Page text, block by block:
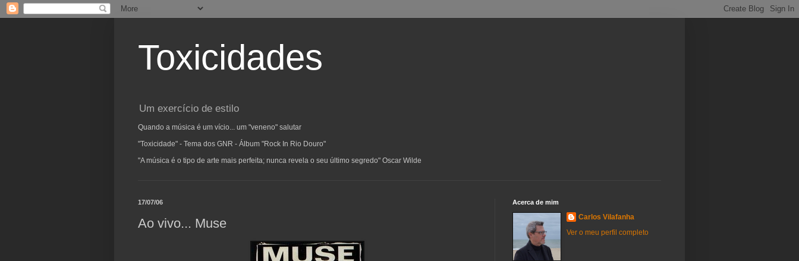
Toxicidades
Um exercício de estilo
Quando a música é um vício... um "veneno" salutar
"Toxicidade" - Tema dos GNR - Álbum "Rock In Rio Douro"
"A música é o tipo de arte mais perfeita; nunca revela o seu último segredo" Oscar Wilde
17/07/06
Ao vivo... Muse
Acerca de mim
Carlos Vilafanha
Ver o meu perfil completo